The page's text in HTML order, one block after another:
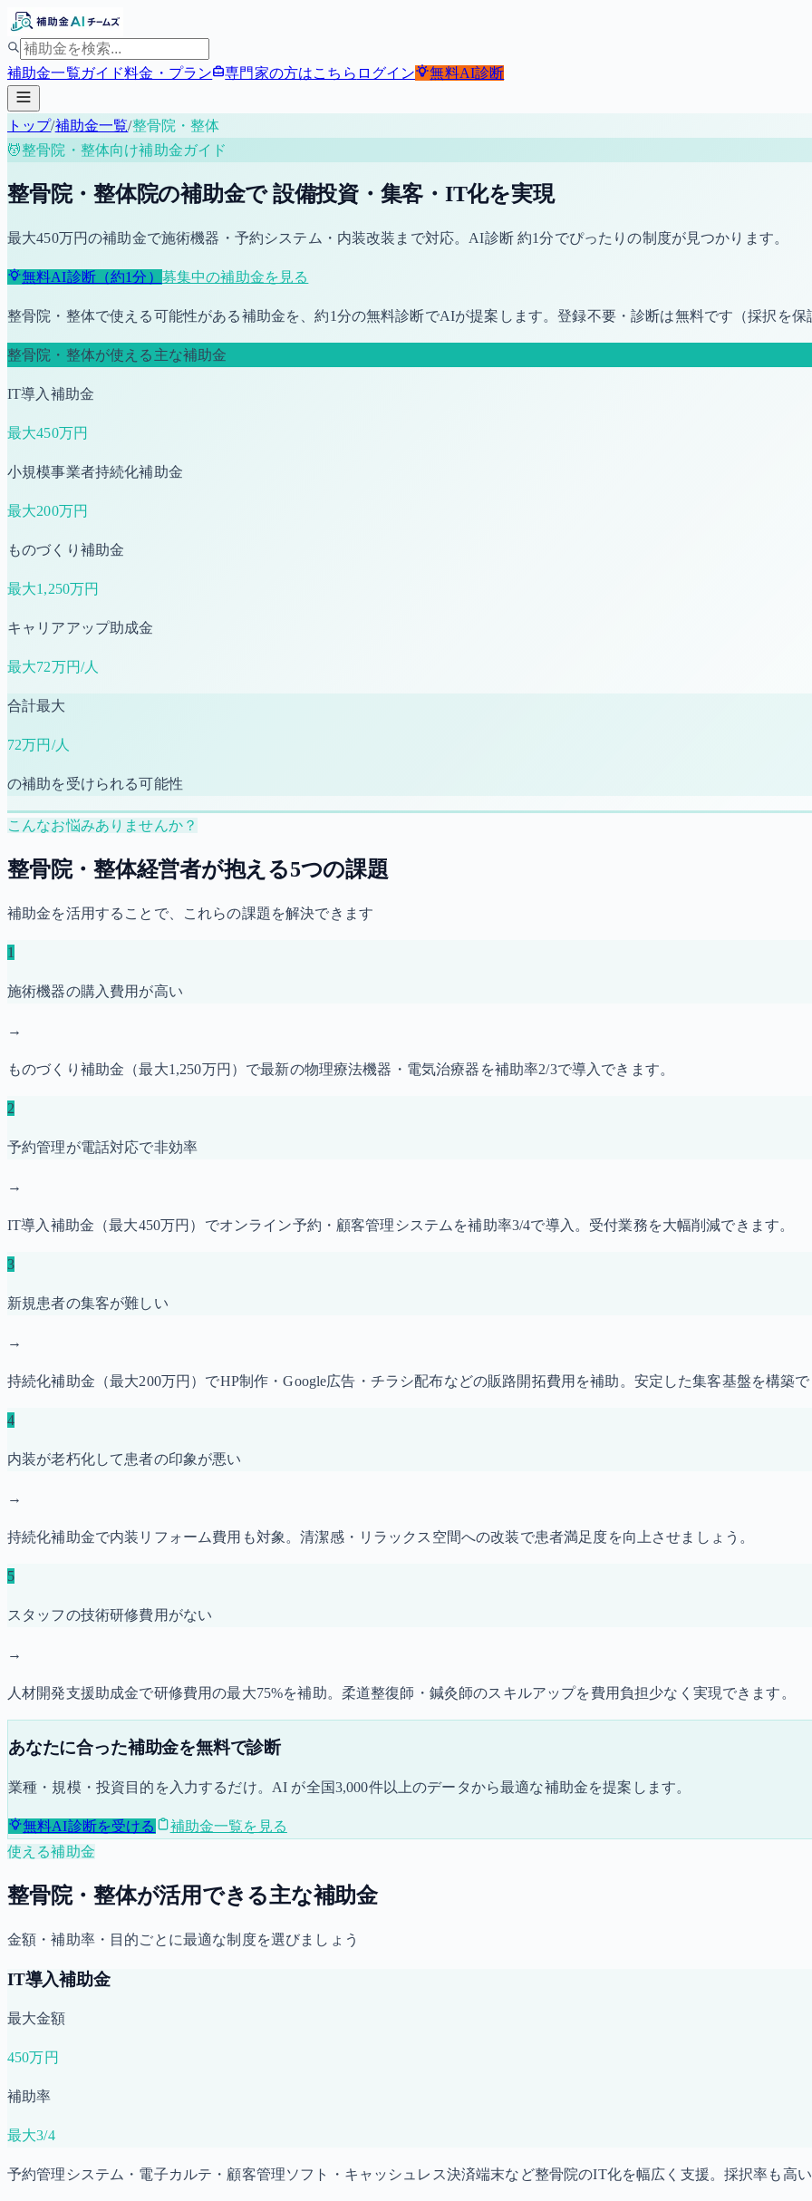
補助金一覧ガイド料金・プラン 専門家の方はこちら ログイン 無料AI診断
トップ/補助金一覧/整骨院・整体
💆整骨院・整体向け補助金ガイド
整骨院・整体院の補助金で 設備投資・集客・IT化を実現
最大450万円の補助金で施術機器・予約システム・内装改装まで対応。AI診断 約1分でぴったりの制度が見つかります。
無料AI診断（約1分） 募集中の補助金を見る
整骨院・整体で使える可能性がある補助金を、約1分の無料診断でAIが提案します。登録不要・診断は無料です（採択を保
整骨院・整体が使える主な補助金
IT導入補助金
最大450万円
小規模事業者持続化補助金
最大200万円
ものづくり補助金
最大1,250万円
キャリアアップ助成金
最大72万円/人
合計最大
72万円/人
の補助を受けられる可能性
こんなお悩みありませんか？
整骨院・整体経営者が抱える5つの課題
補助金を活用することで、これらの課題を解決できます
1
施術機器の購入費用が高い
→
ものづくり補助金（最大1,250万円）で最新の物理療法機器・電気治療器を補助率2/3で導入できます。
2
予約管理が電話対応で非効率
→
IT導入補助金（最大450万円）でオンライン予約・顧客管理システムを補助率3/4で導入。受付業務を大幅削減できます。
3
新規患者の集客が難しい
→
持続化補助金（最大200万円）でHP制作・Google広告・チラシ配布などの販路開拓費用を補助。安定した集客基盤を構築で
4
内装が老朽化して患者の印象が悪い
→
持続化補助金で内装リフォーム費用も対象。清潔感・リラックス空間への改装で患者満足度を向上させましょう。
5
スタッフの技術研修費用がない
→
人材開発支援助成金で研修費用の最大75%を補助。柔道整復師・鍼灸師のスキルアップを費用負担少なく実現できます。
あなたに合った補助金を無料で診断
業種・規模・投資目的を入力するだけ。AI が全国3,000件以上のデータから最適な補助金を提案します。
無料AI診断を受ける
補助金一覧を見る
使える補助金
整骨院・整体が活用できる主な補助金
金額・補助率・目的ごとに最適な制度を選びましょう
IT導入補助金
最大金額
450万円
補助率
最大3/4
予約管理システム・電子カルテ・顧客管理ソフト・キャッシュレス決済端末など整骨院のIT化を幅広く支援。採択率も高い